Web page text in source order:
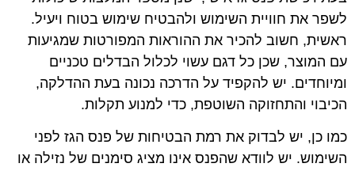
לשפר את חוויית השימוש ולהבטיח שימוש בטוח ויעיל.
ראשית, חשוב להכיר את ההוראות המפורטות שמגיעות
עם המוצר, שכן כל דגם עשוי לכלול הבדלים טכניים
ומיוחדים. יש להקפיד על הדרכה נכונה בעת ההדלקה,
הכיבוי והתחזוקה השוטפת, כדי למנוע תקלות.
כמו כן, יש לבדוק את רמת הבטיחות של פנס הגז לפני
השימוש. יש לוודא שהפנס אינו מציג סימנים של נזילה או